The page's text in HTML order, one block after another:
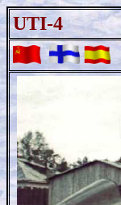
UTI-4
.